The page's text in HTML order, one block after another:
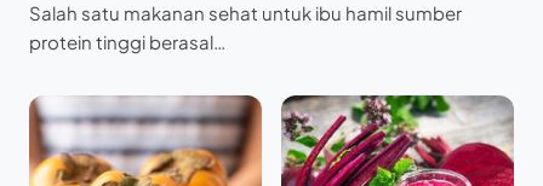
Salah satu makanan sehat untuk ibu hamil sumber
protein tinggi berasal…